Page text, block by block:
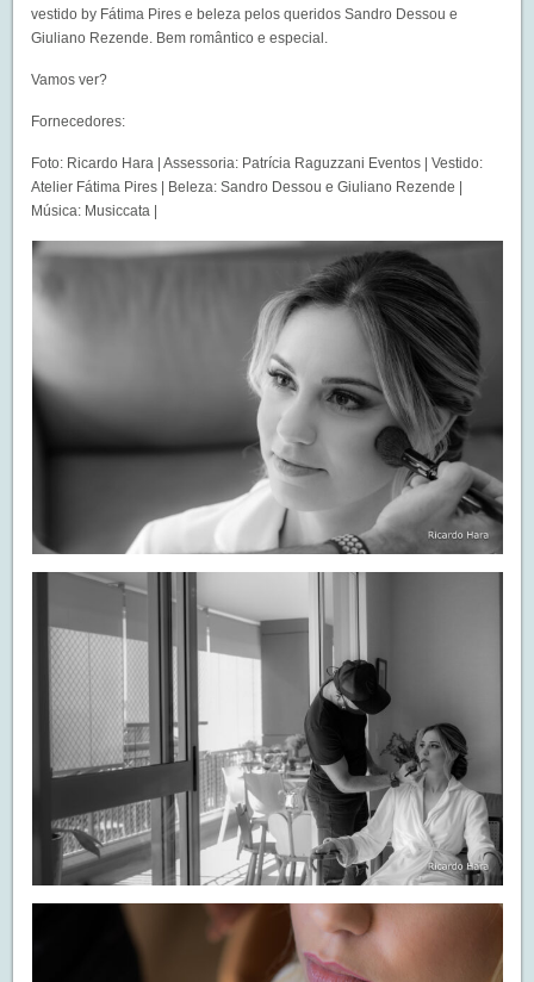
vestido by Fátima Pires e beleza pelos queridos Sandro Dessou e
Giuliano Rezende. Bem romântico e especial.
Vamos ver?
Fornecedores:
Foto: Ricardo Hara | Assessoria: Patrícia Raguzzani Eventos | Vestido:
Atelier Fátima Pires | Beleza: Sandro Dessou e Giuliano Rezende |
Música: Musiccata |